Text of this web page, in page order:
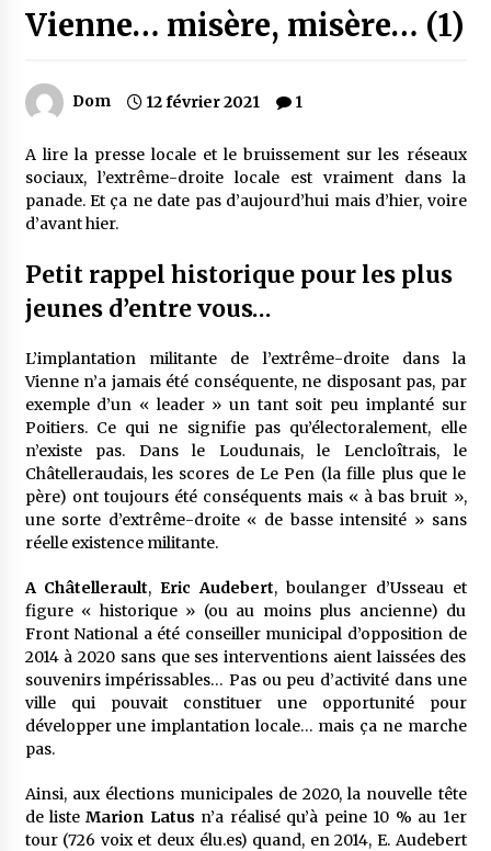
Vienne… misère, misère… (1)
Dom 12 février 2021 1
A lire la presse locale et le bruissement sur les réseaux
sociaux, l’extrême-droite locale est vraiment dans la
panade. Et ça ne date pas d’aujourd’hui mais d’hier, voire
d’avant hier.
Petit rappel historique pour les plus
jeunes d’entre vous…
L’implantation militante de l’extrême-droite dans la
Vienne n’a jamais été conséquente, ne disposant pas, par
exemple d’un « leader » un tant soit peu implanté sur
Poitiers. Ce qui ne signifie pas qu’électoralement, elle
n’existe pas. Dans le Loudunais, le Lencloîtrais, le
Châtelleraudais, les scores de Le Pen (la fille plus que le
père) ont toujours été conséquents mais « à bas bruit »,
une sorte d’extrême-droite « de basse intensité » sans
réelle existence militante.
A Châtellerault,Eric Audebert, boulanger d’Usseau et
figure « historique » (ou au moins plus ancienne) du
Front National a été conseiller municipal d’opposition de
2014 à 2020 sans que ses interventions aient laissées des
souvenirs impérissables… Pas ou peu d’activité dans une
ville qui pouvait constituer une opportunité pour
développer une implantation locale… mais ça ne marche
pas.
Ainsi, aux élections municipales de 2020, la nouvelle tête
de listeMarion Latus n’a réalisé qu’à peine 10 % au 1er
tour (726 voix et deux élu.es) quand, en 2014, E. Audebert